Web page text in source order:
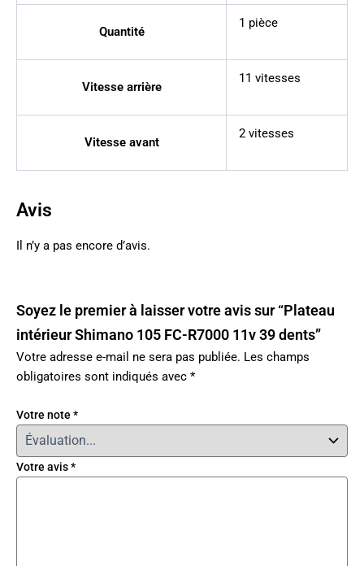
Quantité
1 pièce
Vitesse arrière
11 vitesses
Vitesse avant
2 vitesses
Avis
Il n’y a pas encore d’avis.
Soyez le premier à laisser votre avis sur “Plateau
intérieur Shimano 105 FC-R7000 11v 39 dents”
Votre adresse e-mail ne sera pas publiée. Les champs
obligatoires sont indiqués avec *
Votre note *
Votre avis*